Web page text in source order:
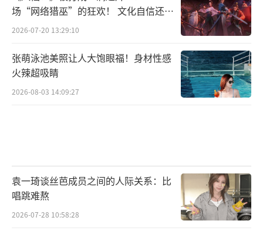
场“网络猎巫”的狂欢！ 文化自信还是
焦虑？
2026-07-20 13:29:10
张萌泳池美照让人大饱眼福！身材性感
火辣超吸睛
2026-08-03 14:09:27
袁一琦谈丝芭成员之间的人际关系：比
唱跳难熬
2026-07-28 10:58:28